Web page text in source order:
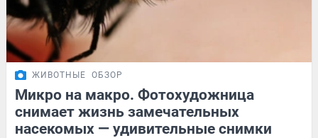
ЖИВОТНЫЕ ОБЗОР
Микро на макро. Фотохудожница
снимает жизнь замечательных
насекомых — удивительные снимки